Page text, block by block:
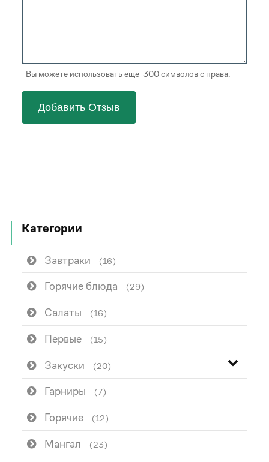
Вы можете использовать ещё 300 символов с права.
Добавить Отзыв
Категории
Завтраки (16)
Горячие блюда (29)
Салаты (16)
Первые (15)
Закуски (20)
Гарниры (7)
Горячие (12)
Мангал (23)